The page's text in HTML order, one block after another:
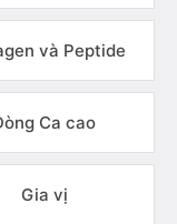
và Peptide
Ca cao
Gia vị